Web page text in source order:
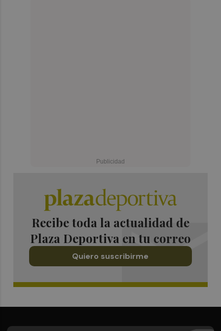
Recibe toda la actualidad de
Plaza Deportiva en tu correo
Quiero suscribirme